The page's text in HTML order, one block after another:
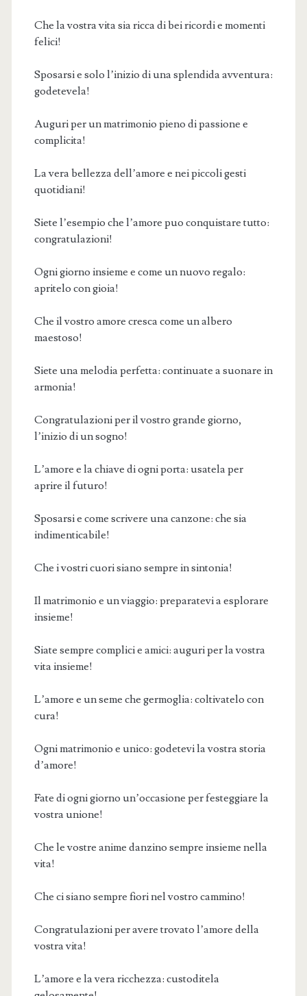
Che la vostra vita sia ricca di bei ricordi e momenti
felici!
Sposarsi e solo l’inizio di una splendida avventura:
godetevela!
Auguri per un matrimonio pieno di passione e
complicita!
La vera bellezza dell’amore e nei piccoli gesti
quotidiani!
Siete l’esempio che l’amore puo conquistare tutto:
congratulazioni!
Ogni giorno insieme e come un nuovo regalo:
apritelo con gioia!
Che il vostro amore cresca come un albero
maestoso!
Siete una melodia perfetta: continuate a suonare in
armonia!
Congratulazioni per il vostro grande giorno,
l’inizio di un sogno!
L’amore e la chiave di ogni porta: usatela per
aprire il futuro!
Sposarsi e come scrivere una canzone: che sia
indimenticabile!
Che i vostri cuori siano sempre in sintonia!
Il matrimonio e un viaggio: preparatevi a esplorare
insieme!
Siate sempre complici e amici: auguri per la vostra
vita insieme!
L’amore e un seme che germoglia: coltivatelo con
cura!
Ogni matrimonio e unico: godetevi la vostra storia
d’amore!
Fate di ogni giorno un’occasione per festeggiare la
vostra unione!
Che le vostre anime danzino sempre insieme nella
vita!
Che ci siano sempre fiori nel vostro cammino!
Congratulazioni per avere trovato l’amore della
vostra vita!
L’amore e la vera ricchezza: custoditela